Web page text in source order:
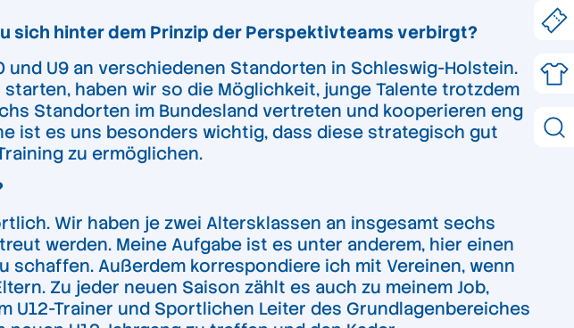
sich hinter dem Prinzip der Perspektivteams verbirgt?
und U9 an verschiedenen Standorten in Schleswig-Holstein.
haben wir so die Möglichkeit, junge Talente trotzdem
Standorten im Bundesland vertreten und kooperieren eng
ist es uns besonders wichtig, dass diese strategisch gut
zu ermöglichen.
Wir haben je zwei Altersklassen an insgesamt sechs
werden. Meine Aufgabe ist es unter anderem, hier einen
Außerdem korrespondiere ich mit Vereinen, wenn
Zu jeder neuen Saison zählt es auch zu meinem Job,
U12-Trainer und Sportlichen Leiter des Grundlagenbereiches